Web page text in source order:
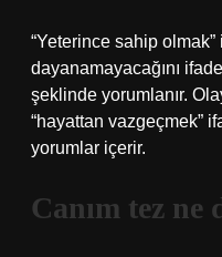
“Yeterince sahip olmak”
dayanamayacağını
şeklinde yorumlanır.
“hayattan vazgeçmek”
yorumlar içerir.
Canım tez ne